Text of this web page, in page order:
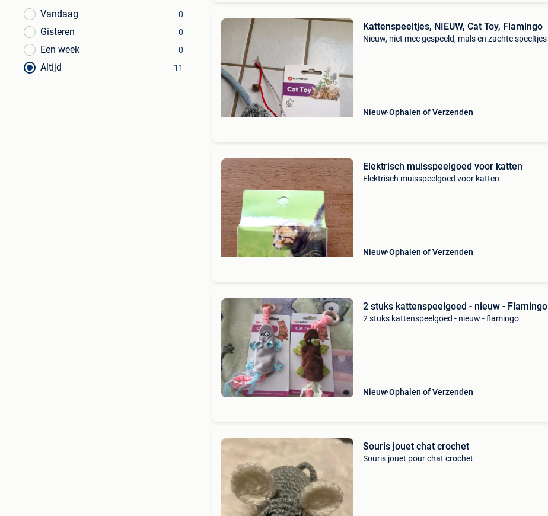
Vandaag
0
Gisteren 0
Een week 0
Altijd 11
Kattenspeeltjes, NIEUW, Cat Toy, Flamingo
Nieuw, niet mee gespeeld, mals en zachte speeltjes
Nieuw Ophalen of Verzenden
Elektrisch muisspeelgoed voor katten
Elektrisch muisspeelgoed voor katten
Nieuw Ophalen of Verzenden
2 stuks kattenspeelgoed - nieuw - Flamingo
2 stuks kattenspeelgoed - nieuw - flamingo
Nieuw Ophalen of Verzenden
Souris jouet chat crochet
Souris jouet pour chat crochet